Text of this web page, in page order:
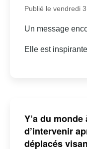
Publié le vendredi
Un message
Elle est
Y’a du
d’intervenir
déplacés